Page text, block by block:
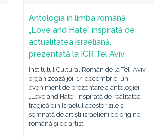
Antologia în limba română
„Love and Hate” inspirată de
actualitatea israeliană,
prezentată la ICR Tel Aviv
Institutul Cultural Român de la Tel Aviv
organizează joi, 14 decembrie, un
eveniment de prezentare a antologiei
„Love and Hate” inspirată de realitatea
tragică din Israelul acestor zile și
semnată de artiști israelieni de origine
română și de artiști